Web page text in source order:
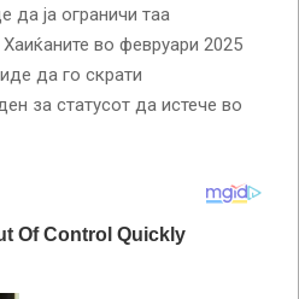
да ја ограничи таа
во февруари 2025
да го скрати
за статусот да истече во